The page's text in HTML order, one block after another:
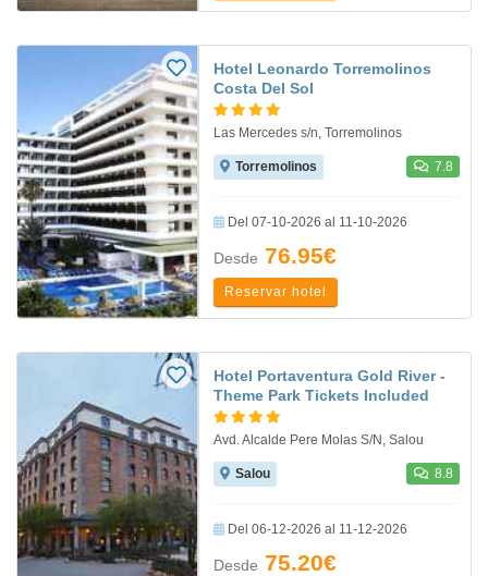
Hotel Leonardo Torremolinos
Costa Del Sol
Las Mercedes s/n, Torremolinos
Torremolinos 7.8
Del 07-10-2026 al 11-10-2026
Desde 76.95€
Reservar hotel
Hotel Portaventura Gold River -
Theme Park Tickets Included
Avd. Alcalde Pere Molas S/N, Salou
Salou 8.8
Del 06-12-2026 al 11-12-2026
Desde 75.20€